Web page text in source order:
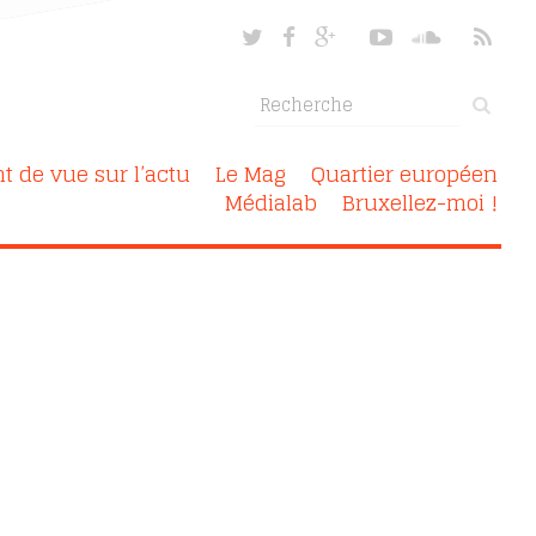
de vue sur l’actu Le Mag Quartier européen
Médialab Bruxellez-moi !